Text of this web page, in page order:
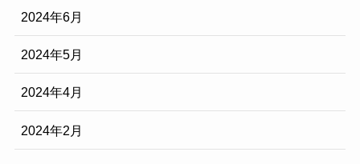
2024年6月
2024年5月
2024年4月
2024年2月